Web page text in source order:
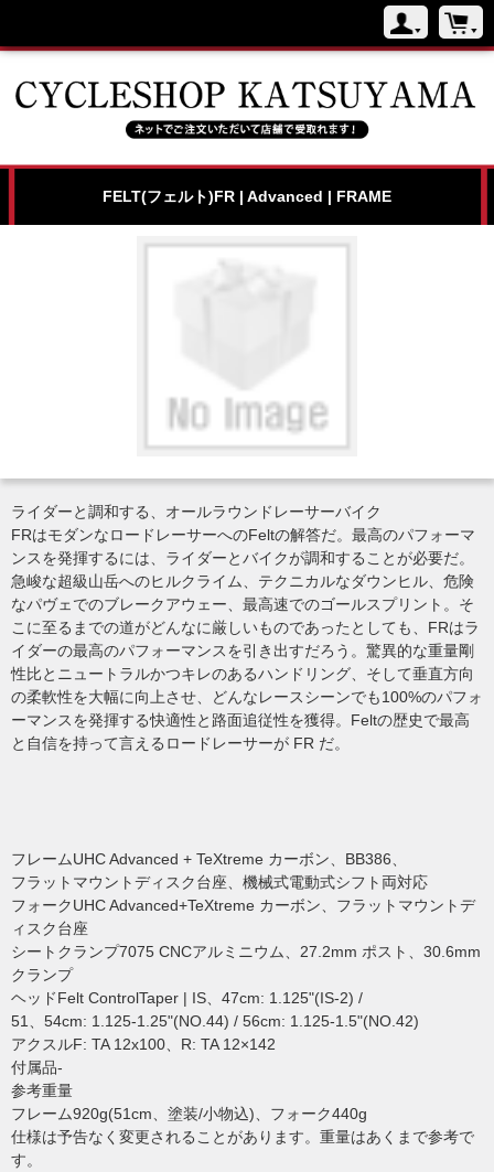
FELT(フェルト)FR | Advanced | FRAME
ライダーと調和する、オールラウンドレーサーバイク
FRはモダンなロードレーサーへのFeltの解答だ。最高のパフォーマ
ンスを発揮するには、ライダーとバイクが調和することが必要だ。
急峻な超級山岳へのヒルクライム、テクニカルなダウンヒル、危険
なパヴェでのブレークアウェー、最高速でのゴールスプリント。そ
こに至るまでの道がどんなに厳しいものであったとしても、FRはラ
イダーの最高のパフォーマンスを引き出すだろう。驚異的な重量剛
性比とニュートラルかつキレのあるハンドリング、そして垂直方向
の柔軟性を大幅に向上させ、どんなレースシーンでも100%のパフォ
ーマンスを発揮する快適性と路面追従性を獲得。Feltの歴史で最高
と自信を持って言えるロードレーサーが FR だ。
フレームUHC Advanced + TeXtreme カーボン、BB386、
フラットマウントディスク台座、機械式電動式シフト両対応
フォークUHC Advanced+TeXtreme カーボン、フラットマウントデ
ィスク台座
シートクランプ7075 CNCアルミニウム、27.2mm ポスト、30.6mm
クランプ
ヘッドFelt ControlTaper | IS、47cm: 1.125"(IS-2) /
51、54cm: 1.125-1.25"(NO.44) / 56cm: 1.125-1.5"(NO.42)
アクスルF: TA 12x100、R: TA 12×142
付属品-
参考重量
フレーム920g(51cm、塗装/小物込)、フォーク440g
仕様は予告なく変更されることがあります。重量はあくまで参考で
す。